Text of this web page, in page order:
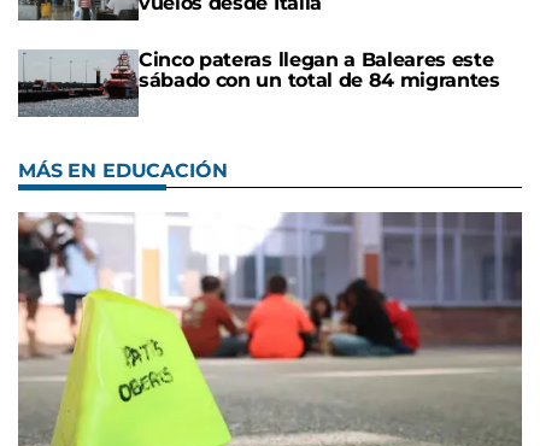
Cinco pateras llegan a Baleares este
sábado con un total de 84 migrantes
MÁS EN EDUCACIÓN